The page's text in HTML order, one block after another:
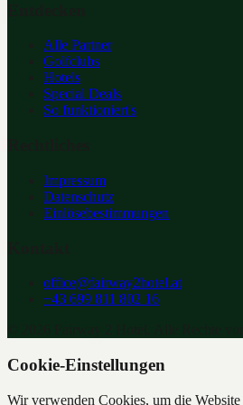
Alle Partner
Golfclubs
Hotels
Special Deals
So funktioniert's
Impressum
Datenschutz
Einlösebestimmungen
office@fairway2hotel.at
+43 699 811 802 16
Cookie-Einstellungen
Wir verwenden Cookies, um die